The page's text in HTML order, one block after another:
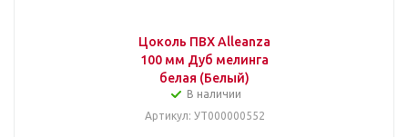
Цоколь ПВХ Alleanza
100 мм Дуб мелинга
белая (Белый)
В наличии
Артикул: УТ000000552